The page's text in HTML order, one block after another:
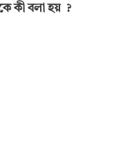
কী বলা হয় ?